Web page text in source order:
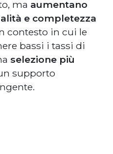
ma aumentano
e completezza
contesto in cui le
bassi i tassi di
selezione più
supporto